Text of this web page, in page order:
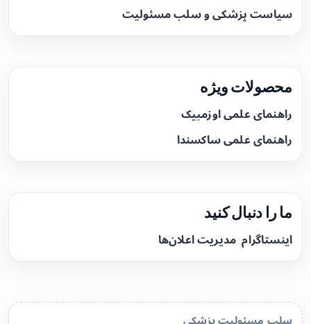
سیاست پزشکی و سلب مسئولیت
محصولات ویژه
راهنمای علمی اوزمپیک
راهنمای علمی ساکسندا
ما را دنبال کنید
اینستاگرام مدیریت اعلان‌ها
سلب مسئولیت پزشکی